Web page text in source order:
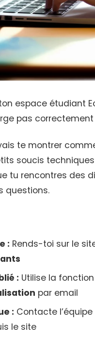
espace étudiant
pas
te montrer
soucis
tu rencontres des
questions.
: Rends-toi sur le
: Utilise la
par email
: Contacte
le site